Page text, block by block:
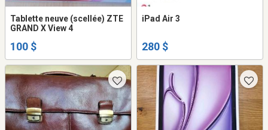
Tablette neuve (scellée) ZTE
GRAND X View 4
100 $
iPad Air 3
280 $